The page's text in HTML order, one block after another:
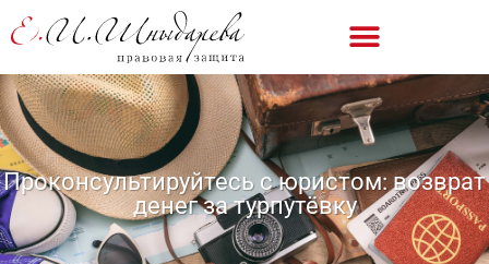
Проконсультируйтесь с юристом: возврат
денег за турпутёвку